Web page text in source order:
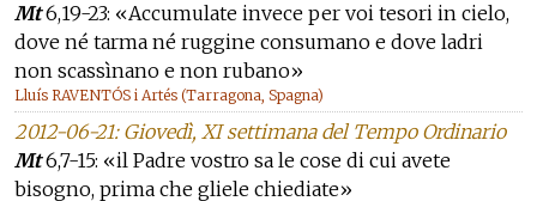
Mt6,19-23: «Accumulate invece per voi tesori in cielo,
dove né tarma né ruggine consumano e dove ladri
non scassìnano e non rubano»
Lluís RAVENTÓS i Artés (Tarragona, Spagna)
2012-06-21: Giovedì, XI settimana del Tempo Ordinario
Mt6,7-15: «il Padre vostro sa le cose di cui avete
bisogno, prima che gliele chiediate»